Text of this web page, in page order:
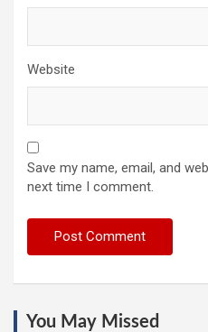
Website
Save my name, email, and
next time I comment.
You May Missed